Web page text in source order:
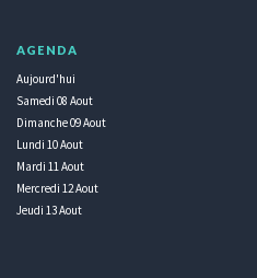
AGENDA
Aujourd'hui
Samedi 08 Aout
Dimanche 09 Aout
Lundi 10 Aout
Mardi 11 Aout
Mercredi 12 Aout
Jeudi 13 Aout